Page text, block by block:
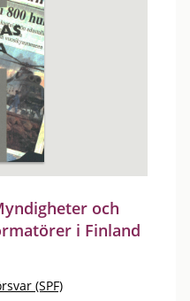
och
i Finland
(SPF)